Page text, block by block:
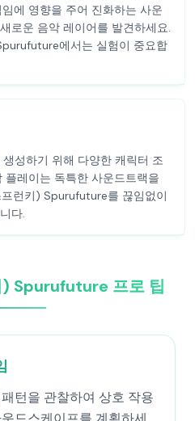
에 영향을 주어 진화하는 사운
로운 음악 레이어를 발견하세요.
에서는 실험이 중요합
성하기 위해 다양한 캐릭터 조
플레이는 독특한 사운드트랙을
런키) Spurufuture를 끊임없이
다.
Spurufuture 프로 팁
턴을 관찰하여 상호 작용